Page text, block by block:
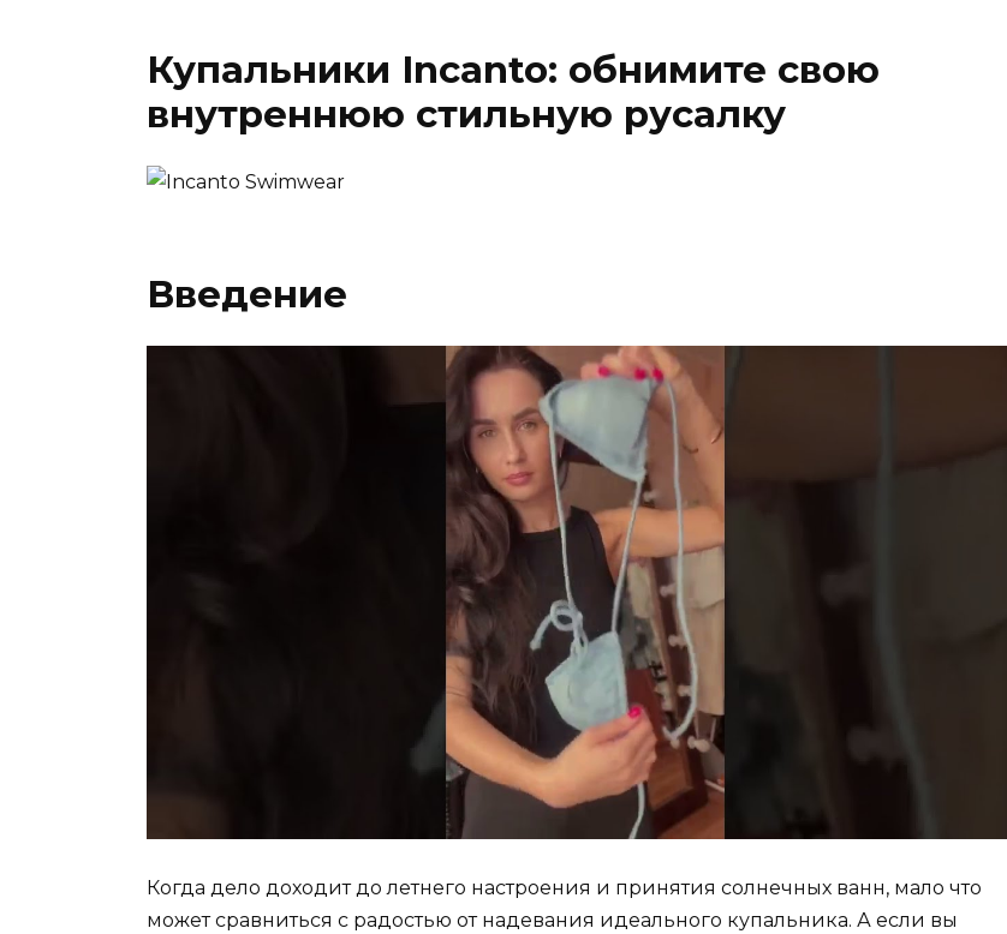
Купальники Incanto: обнимите свою
внутреннюю стильную русалку
Введение
Когда дело доходит до летнего настроения и принятия солнечных ванн, мало что
может сравниться с радостью от надевания идеального купальника. А если вы